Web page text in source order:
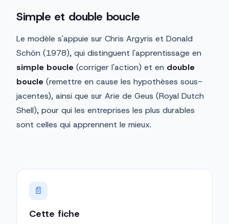
Simple et double boucle
Le modèle s'appuie sur Chris Argyris et Donald
Schön (1978), qui distinguent l'apprentissage en
simple boucle (corriger l'action) et en double
boucle (remettre en cause les hypothèses sous-
jacentes), ainsi que sur Arie de Geus (Royal Dutch
Shell), pour qui les entreprises les plus durables
sont celles qui apprennent le mieux.
📄
Cette fiche